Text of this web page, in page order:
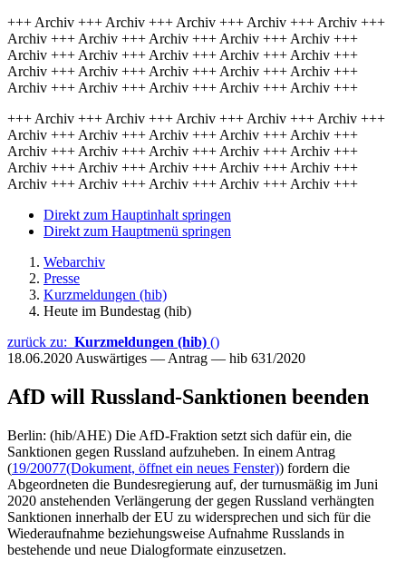
+++ Archiv +++ Archiv +++ Archiv +++ Archiv +++ Archiv +++
Archiv +++ Archiv +++ Archiv +++ Archiv +++ Archiv +++
Archiv +++ Archiv +++ Archiv +++ Archiv +++ Archiv +++
Archiv +++ Archiv +++ Archiv +++ Archiv +++ Archiv +++
Archiv +++ Archiv +++ Archiv +++ Archiv +++ Archiv +++
+++ Archiv +++ Archiv +++ Archiv +++ Archiv +++ Archiv +++
Archiv +++ Archiv +++ Archiv +++ Archiv +++ Archiv +++
Archiv +++ Archiv +++ Archiv +++ Archiv +++ Archiv +++
Archiv +++ Archiv +++ Archiv +++ Archiv +++ Archiv +++
Archiv +++ Archiv +++ Archiv +++ Archiv +++ Archiv +++
Direkt zum Hauptinhalt springen
Direkt zum Hauptmenü springen
Webarchiv
Presse
Kurzmeldungen (hib)
Heute im Bundestag (hib)
zurück zu: Kurzmeldungen (hib) ()
18.06.2020 Auswärtiges — Antrag — hib 631/2020
AfD will Russland-Sanktionen beenden
Berlin: (hib/AHE) Die AfD-Fraktion setzt sich dafür ein, die
Sanktionen gegen Russland aufzuheben. In einem Antrag
(19/20077(Dokument, öffnet ein neues Fenster)) fordern die
Abgeordneten die Bundesregierung auf, der turnusmäßig im Juni
2020 anstehenden Verlängerung der gegen Russland verhängten
Sanktionen innerhalb der EU zu widersprechen und sich für die
Wiederaufnahme beziehungsweise Aufnahme Russlands in
bestehende und neue Dialogformate einzusetzen.